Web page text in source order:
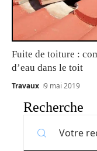
Fuite de toiture :
d’eau dans le toit
Travaux 9 mai 2019
Recherche